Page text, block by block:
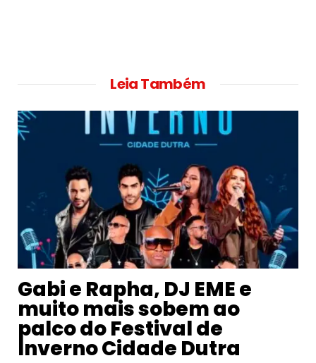
Leia Também
Gabi e Rapha, DJ EME e
muito mais sobem ao
palco do Festival de
Inverno Cidade Dutra